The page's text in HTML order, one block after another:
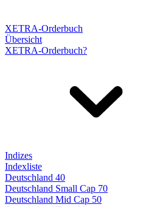
XETRA-Orderbuch
Übersicht
XETRA-Orderbuch?
Indizes
Indexliste
Deutschland 40
Deutschland Small Cap 70
Deutschland Mid Cap 50